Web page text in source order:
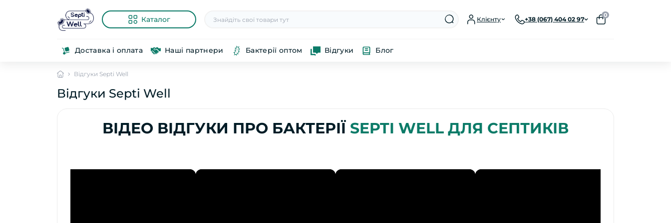
Каталог Клієнту +38 (067) 404 02 97
0
Доставка і оплата Наші партнери Бактерії оптом Відгуки Блог
Відгуки Septi Well
Відгуки Septi Well
ВІДЕО ВІДГУКИ ПРО БАКТЕРІЇ SEPTI WELL ДЛЯ СЕПТИКІВ